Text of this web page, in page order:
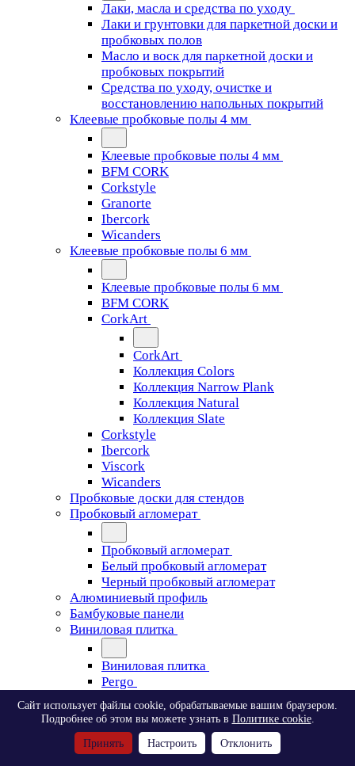
Лаки, масла и средства по уходу
Лаки и грунтовки для паркетной доски и
пробковых полов
Масло и воск для паркетной доски и
пробковых покрытий
Средства по уходу, очистке и
восстановлению напольных покрытий
Клеевые пробковые полы 4 мм
Клеевые пробковые полы 4 мм
BFM CORK
Corkstyle
Granorte
Ibercork
Wicanders
Клеевые пробковые полы 6 мм
Клеевые пробковые полы 6 мм
BFM CORK
CorkArt
CorkArt
Коллекция Colors
Коллекция Narrow Plank
Коллекция Natural
Коллекция Slate
Corkstyle
Ibercork
Viscork
Wicanders
Пробковые доски для стендов
Пробковый агломерат
Пробковый агломерат
Белый пробковый агломерат
Черный пробковый агломерат
Алюминиевый профиль
Бамбуковые панели
Виниловая плитка
Виниловая плитка
Pergo
Pergo
Classic Plank Optimum Glue
Modern Plank Optimum Glue
Сайт использует файлы cookie, обрабатываемые вашим браузером.
Подробнее об этом вы можете узнать в Политике cookie.
Принять Настроить Отклонить